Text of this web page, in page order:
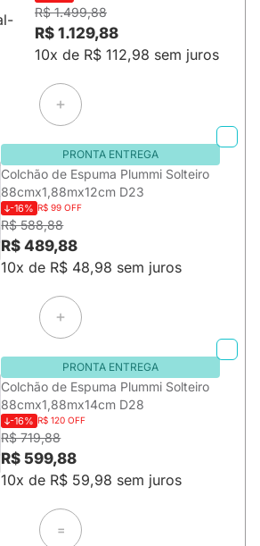
R$ 1.499,88
R$ 1.129,88
10x de R$ 112,98 sem juros
PRONTA ENTREGA
Colchão de Espuma Plummi Solteiro
88cmx1,88mx12cm D23
-16% R$ 99 OFF
R$ 588,88
R$ 489,88
10x de R$ 48,98 sem juros
PRONTA ENTREGA
Colchão de Espuma Plummi Solteiro
88cmx1,88mx14cm D28
-16% R$ 120 OFF
R$ 719,88
R$ 599,88
10x de R$ 59,98 sem juros
=